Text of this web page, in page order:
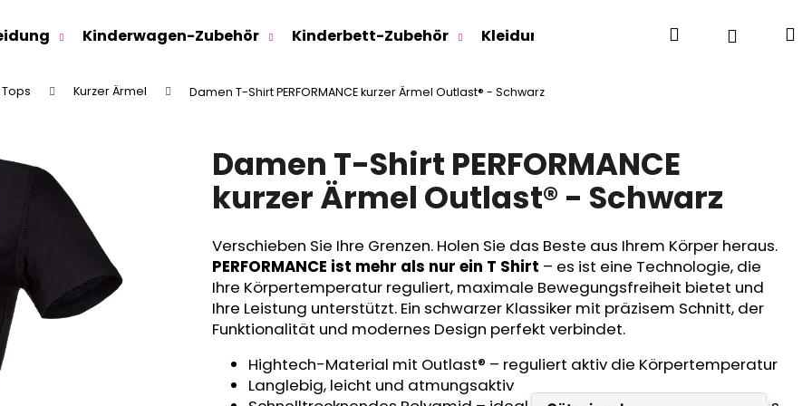
Kinderwagen-Zubehör Kinderbett-Zubehör Kleidung für Jugendliche Für
SuchenLogin
Kurzer Ärmel Damen T-Shirt PERFORMANCE kurzer Ärmel Outlast® - Schwarz
Damen T-Shirt PERFORMANCE
kurzer Ärmel Outlast® - Schwarz
Verschieben Sie Ihre Grenzen. Holen Sie das Beste aus Ihrem Körper heraus.
PERFORMANCE ist mehr als nur ein T Shirt – es ist eine Technologie, die
Ihre Körpertemperatur reguliert, maximale Bewegungsfreiheit bietet und
Ihre Leistung unterstützt. Ein schwarzer Klassiker mit präzisem Schnitt, der
Funktionalität und modernes Design perfekt verbindet.
Hightech-Material mit Outlast® – reguliert aktiv die Körpertemperatur
Langlebig, leicht und atmungsaktiv
Was suchen Sie?
SUCHEN
Wir empfehlen
- DENIM LÖWE
KINDERSITZUNTERLAGE OUTLAST® -